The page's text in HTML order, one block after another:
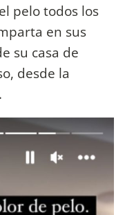
pelo todos los
en sus
su casa de
desde la